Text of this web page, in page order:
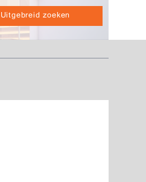
Uitgebreid zoeken